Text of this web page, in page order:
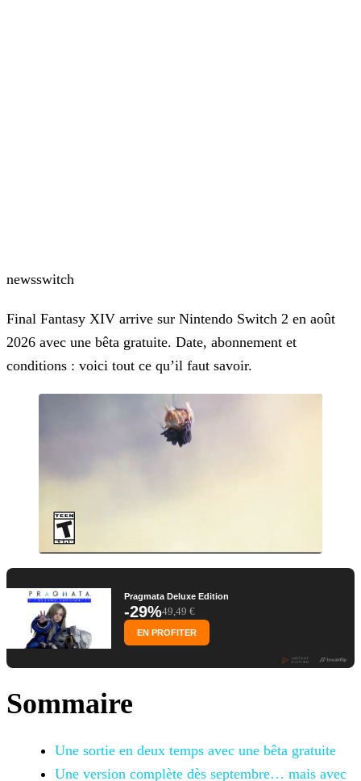
newsswitch
Final Fantasy XIV arrive sur Nintendo Switch 2 en août
2026 avec une bêta gratuite. Date, abonnement et
conditions : voici tout ce qu’il faut savoir.
Pragmata Deluxe Edition
-29%49,49 €
EN PROFITER
Sommaire
Une sortie en deux temps avec une bêta gratuite
Une version complète dès septembre… mais avec